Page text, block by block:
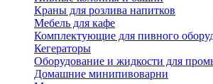
Краны для розлива напитков
Мебель для кафе
Комплектующие для пивного
Кегераторы
Оборудование и жидкости для
Домашние минипивоварни